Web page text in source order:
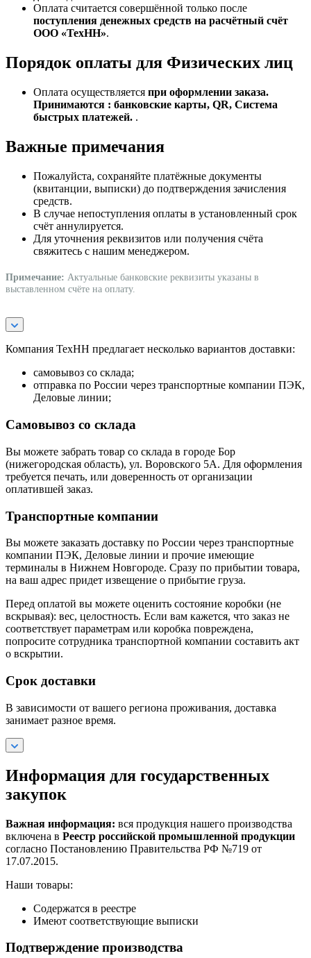
Оплата считается совершённой только после
поступления денежных средств на расчётный счёт
ООО «ТехНН».
Порядок оплаты для Физических лиц
Оплата осуществляется при оформлении заказа.
Принимаются : банковские карты, QR, Система
быстрых платежей. .
Важные примечания
Пожалуйста, сохраняйте платёжные документы
(квитанции, выписки) до подтверждения зачисления
средств.
В случае непоступления оплаты в установленный срок
счёт аннулируется.
Для уточнения реквизитов или получения счёта
свяжитесь с нашим менеджером.
Примечание: Актуальные банковские реквизиты указаны в
выставленном счёте на оплату.
Компания ТехНН предлагает несколько вариантов доставки:
самовывоз со склада;
отправка по России через транспортные компании ПЭК,
Деловые линии;
Самовывоз со склада
Вы можете забрать товар со склада в городе Бор
(нижегородская область), ул. Воровского 5А. Для оформления
требуется печать, или доверенность от организации
оплатившей заказ.
Транспортные компании
Вы можете заказать доставку по России через транспортные
компании ПЭК, Деловые линии и прочие имеющие
терминалы в Нижнем Новгороде. Сразу по прибытии товара,
на ваш адрес придет извещение о прибытие груза.
Перед оплатой вы можете оценить состояние коробки (не
вскрывая): вес, целостность. Если вам кажется, что заказ не
соответствует параметрам или коробка повреждена,
попросите сотрудника транспортной компании составить акт
о вскрытии.
Срок доставки
В зависимости от вашего региона проживания, доставка
занимает разное время.
Информация для государственных
закупок
Важная информация: вся продукция нашего производства
включена в Реестр российской промышленной продукции
согласно Постановлению Правительства РФ №719 от
17.07.2015.
Наши товары:
Содержатся в реестре
Имеют соответствующие выписки
Подтверждение производства